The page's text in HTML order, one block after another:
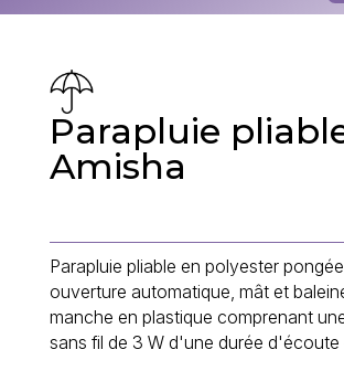
Parapluie
Amisha
Parapluie pliable en polyester
ouverture automatique, mât et
manche en plastique comprenant
sans fil de 3 W d'une durée d'écoute